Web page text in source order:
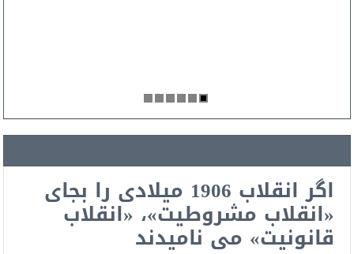
اگر انقلاب 1906 میلادی را بجای
«انقلاب مشروطیت»، «انقلاب
قانونیت» می نامیدند